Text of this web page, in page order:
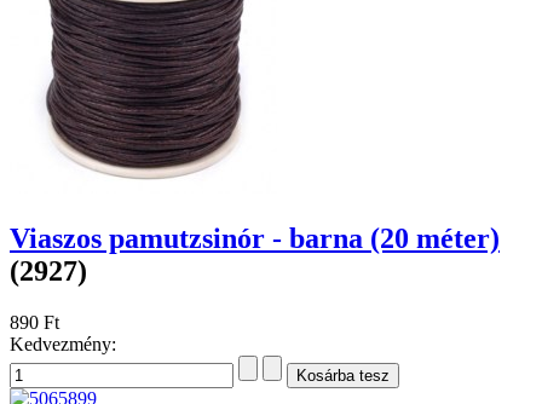
Viaszos pamutzsinór - barna (20 méter)
(2927)
890 Ft
Kedvezmény: